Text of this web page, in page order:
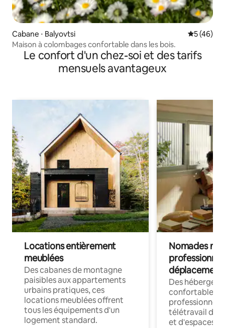
Cabane ⋅ Balyovtsi
5 (46)
Maison à colombages confortable dans les bois.
Le confort d'un chez-soi et des tarifs
mensuels avantageux
Locations entièrement
meublées
Des cabanes de montagne
paisibles aux appartements
urbains pratiques, ces
locations meublées offrent
tous les équipements d'un
logement standard.
Nomades
déplacement
Des
confortables
professionnels
télétravail
et d'espaces